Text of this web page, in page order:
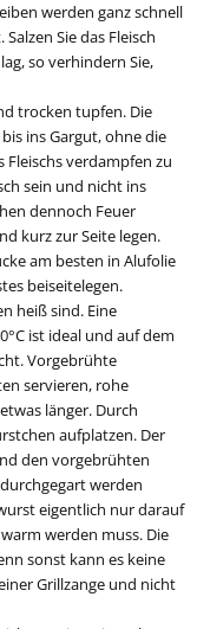
werden ganz schnell
Sie das Fleisch
so verhindern Sie,
trocken tupfen. Die
ins Gargut, ohne die
verdampfen zu
sein und nicht ins
dennoch Feuer
kurz zur Seite legen.
am besten in Alufolie
beiseitelegen.
heiß sind. Eine
ist ideal und auf dem
Vorgebrühte
servieren, rohe
länger. Durch
aufplatzen. Der
den vorgebrühten
werden
eigentlich nur darauf
werden muss. Die
sonst kann es keine
Grillzange und nicht